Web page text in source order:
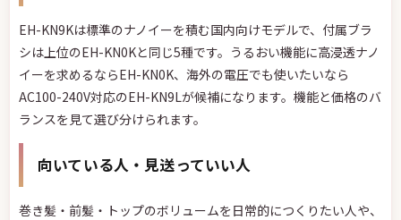
EH-KN9Kは標準のナノイーを積む国内向けモデルで、付属ブラ
シは上位のEH-KN0Kと同じ5種です。うるおい機能に高浸透ナノ
イーを求めるならEH-KN0K、海外の電圧でも使いたいなら
AC100-240V対応のEH-KN9Lが候補になります。機能と価格のバ
ランスを見て選び分けられます。
向いている人・見送っていい人
巻き髪・前髪・トップのボリュームを日常的につくりたい人や、